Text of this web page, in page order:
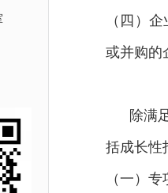
（四）
或并购的
除满足
括成长性
（一）